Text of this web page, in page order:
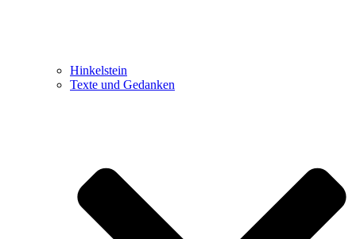
Hinkelstein
Texte und Gedanken